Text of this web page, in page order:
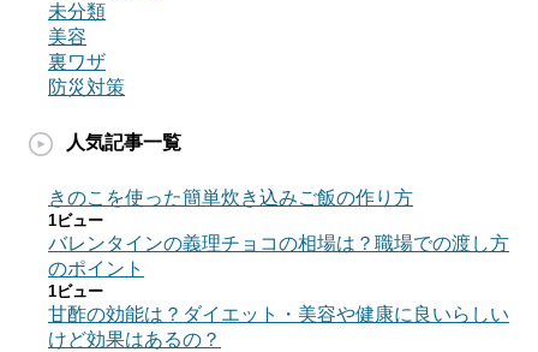
未分類
美容
裏ワザ
防災対策
人気記事一覧
きのこを使った簡単炊き込みご飯の作り方
1ビュー
バレンタインの義理チョコの相場は？職場での渡し方
のポイント
1ビュー
甘酢の効能は？ダイエット・美容や健康に良いらしい
けど効果はあるの？